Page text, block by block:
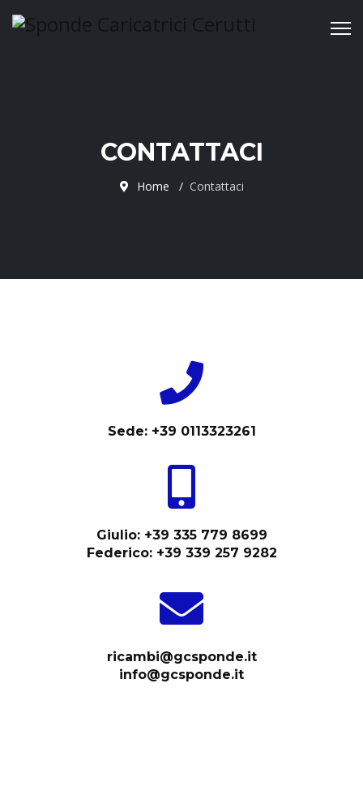
CONTATTACI
Home Contattaci
Sede: +39 0113323261
Giulio: +39 335 779 8699
Federico: +39 339 257 9282
ricambi@gcsponde.it
info@gcsponde.it